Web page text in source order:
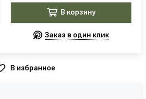
В корзину
Заказ в один клик
В избранное